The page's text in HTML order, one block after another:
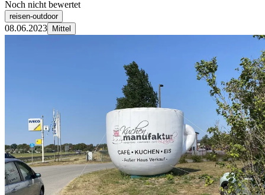
Noch nicht bewertet
reisen-outdoor
08.06.2023 Mittel